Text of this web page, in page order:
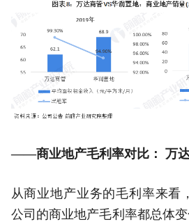
——商业地产毛利率对比： 万
从商业地产业务的毛利率来看
公司的商业地产毛利率都总体